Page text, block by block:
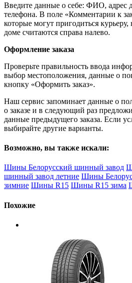
Введите данные о себе: ФИО, адрес
телефона. В поле «Комментарии к
которые могут пригодиться
доме считаются справа налево.
Оформление заказа
Проверьте правильность ввода
выбор местоположения, данные о
кнопку «Оформить заказ».
Наш сервис запоминает данные о
о заказе и в следующий раз
данные предыдущего заказа. Если
выбирайте другие варианты.
Возможно, вы также искали:
Шины Белорусский шинный завод
шинный завод летние Шины
зимние Шины R15 Шины R15 зима
Похожие